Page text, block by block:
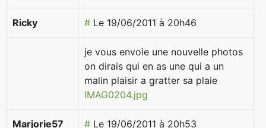
Ricky # Le 19/06/2011 à 20h46
je vous envoie une nouvelle photos
on dirais qui en as une qui a un
malin plaisir a gratter sa plaie
IMAG0204.jpg
Marjorie57 # Le 19/06/2011 à 20h53